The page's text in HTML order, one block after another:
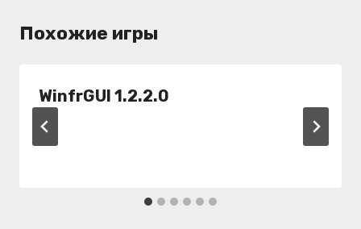
Похожие игры
WinfrGUI 1.2.2.0